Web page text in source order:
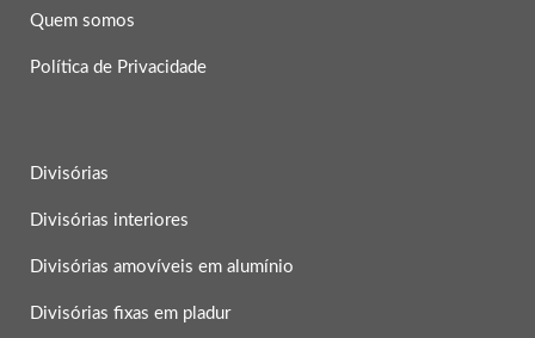
Quem somos
Política de Privacidade
Divisórias
Divisórias interiores
Divisórias amovíveis em alumínio
Divisórias fixas em pladur